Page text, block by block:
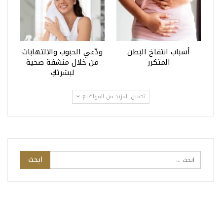
أسباب انتفاخ البطن
المتكرر
ودّعي الحبوب والالتهابات
من خلال منشفة صحية
لبشرتكِ
تحميل المزيد من المواضيع